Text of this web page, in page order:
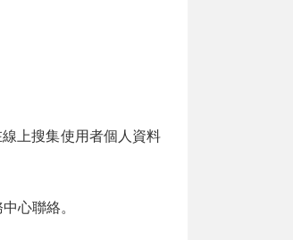
上搜集使用者個人資料
心聯絡。